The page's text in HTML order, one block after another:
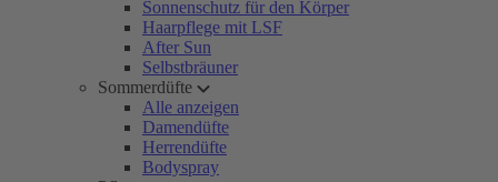
Sonnenschutz für den Körper
Haarpflege mit LSF
After Sun
Selbstbräuner
Sommerdüfte
Alle anzeigen
Damendüfte
Herrendüfte
Bodyspray